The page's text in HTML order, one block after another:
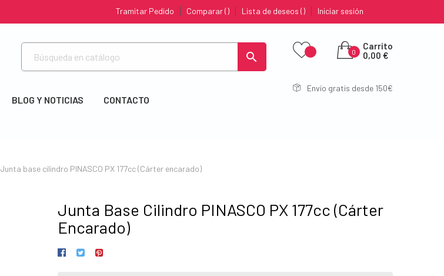
Iniciar sesión
Lista de deseos
Comparar
Tramitar Pedido

BLOG Y NOTICIAS CONTACTO
0
Carrito
0,00 €
Envío gratis desde 150€
Junta base cilindro PINASCO PX 177cc (Cárter encarado)
Junta Base Cilindro PINASCO PX 177cc (Cárter
Encarado)